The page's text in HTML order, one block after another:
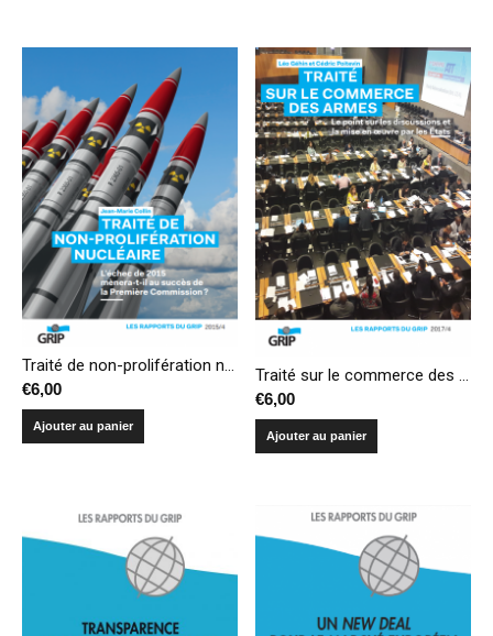
Traité de non-prolifération nucléaire : l’échec de 2015 mènera-t-il au succès de la Première Commission ?
€6,00
Ajouter au panier
€6,00
Ajouter au panier